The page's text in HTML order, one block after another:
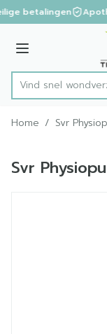
Ga naar de inhoud
1 van 1
betalingen
Menu
Product, merk,
Vind snel
Home / Svr
Svr